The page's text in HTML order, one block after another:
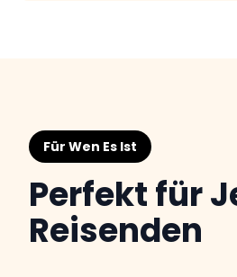
Für Wen Es Ist
Perfekt für
Reisenden